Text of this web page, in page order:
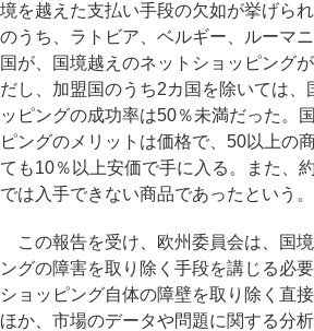
境を越えた支払い手段の欠如が挙げら
のうち、ラトビア、ベルギー、ルーマ
国が、国境越えのネットショッピング
だし、加盟国のうち2カ国を除いては、
ッピングの成功率は50％未満だった。
ピングのメリットは価格で、50以上の
ても10％以上安価で手に入る。また、
では入手できない商品であったという。
この報告を受け、欧州委員会は、国
ングの障害を取り除く手段を講じる必
ショッピング自体の障壁を取り除く直
ほか、市場のデータや問題に関する分